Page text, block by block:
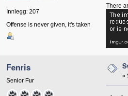
Innlegg: 207
Offense is never given, it's taken
There
Fenris
Senior Fur
«